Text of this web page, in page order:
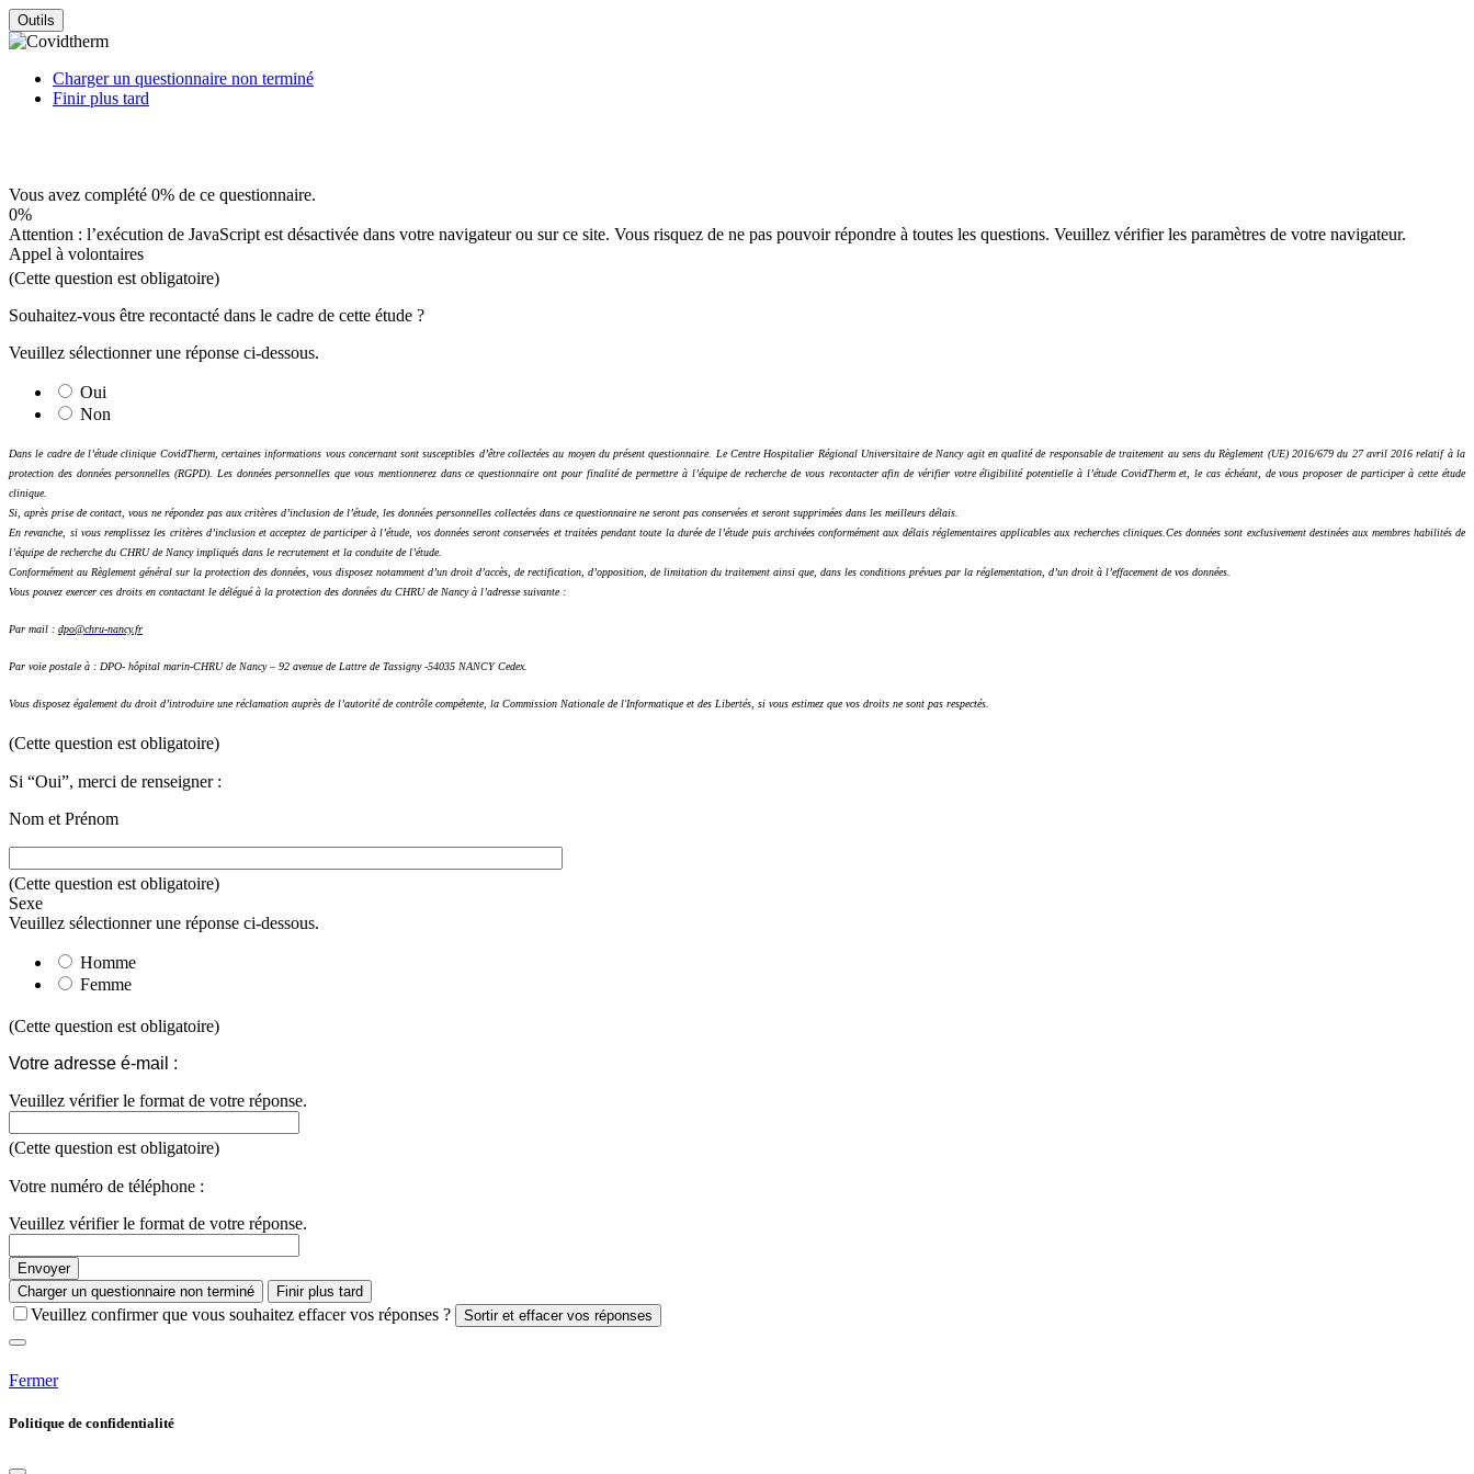
Outils
Charger un questionnaire non terminé
Finir plus tard
Vous avez complété 0% de ce questionnaire.
0%
Attention : l’exécution de JavaScript est désactivée dans votre navigateur ou sur ce site. Vous risquez de ne pas pouvoir répondre à toutes les questions. Veuillez vérifier les paramètres de votre navigateur.
Appel à volontaires
(Cette question est obligatoire)
Souhaitez-vous être recontacté dans le cadre de cette étude ?
Veuillez sélectionner une réponse ci-dessous.
Oui
Non
Dans le cadre de l’étude clinique CovidTherm, certaines informations vous concernant sont susceptibles d’être collectées au moyen du présent questionnaire. Le Centre Hospitalier Régional Universitaire de Nancy agit en qualité de responsable de traitement au sens du Règlement (UE) 2016/679 du 27 avril 2016 relatif à la
protection des données personnelles (RGPD). Les données personnelles que vous mentionnerez dans ce questionnaire ont pour finalité de permettre à l’équipe de recherche de vous recontacter afin de vérifier votre éligibilité potentielle à l’étude CovidTherm et, le cas échéant, de vous proposer de participer à cette étude
clinique.
Si, après prise de contact, vous ne répondez pas aux critères d’inclusion de l’étude, les données personnelles collectées dans ce questionnaire ne seront pas conservées et seront supprimées dans les meilleurs délais.
En revanche, si vous remplissez les critères d’inclusion et acceptez de participer à l’étude, vos données seront conservées et traitées pendant toute la durée de l’étude puis archivées conformément aux délais réglementaires applicables aux recherches cliniques.Ces données sont exclusivement destinées aux membres habilités de
l’équipe de recherche du CHRU de Nancy impliqués dans le recrutement et la conduite de l’étude.
Conformément au Règlement général sur la protection des données, vous disposez notamment d’un droit d’accès, de rectification, d’opposition, de limitation du traitement ainsi que, dans les conditions prévues par la réglementation, d’un droit à l’effacement de vos données.
Vous pouvez exercer ces droits en contactant le délégué à la protection des données du CHRU de Nancy à l’adresse suivante :
Par mail : dpo@chru-nancy.fr
Par voie postale à : DPO- hôpital marin-CHRU de Nancy – 92 avenue de Lattre de Tassigny -54035 NANCY Cedex.
Vous disposez également du droit d’introduire une réclamation auprès de l’autorité de contrôle compétente, la Commission Nationale de l'Informatique et des Libertés, si vous estimez que vos droits ne sont pas respectés.
(Cette question est obligatoire)
Si “Oui”, merci de renseigner :
Nom et Prénom
(Cette question est obligatoire)
Sexe
Veuillez sélectionner une réponse ci-dessous.
Homme
Femme
(Cette question est obligatoire)
Votre adresse é-mail :
Veuillez vérifier le format de votre réponse.
(Cette question est obligatoire)
Votre numéro de téléphone :
Veuillez vérifier le format de votre réponse.
Envoyer
Charger un questionnaire non terminé
Finir plus tard
Veuillez confirmer que vous souhaitez effacer vos réponses ? Sortir et effacer vos réponses
Fermer
Politique de confidentialité